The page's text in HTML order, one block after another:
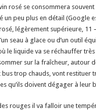
rosé se consommera
un peu plus en détail (Google
légèrement supérieure,
seau à glace ou d’un outil
le liquide va se réchauffer
sur la fraîcheur, autour
bus trop chauds, vont
qu’ils doivent dégager à leur
rouges il va falloir une